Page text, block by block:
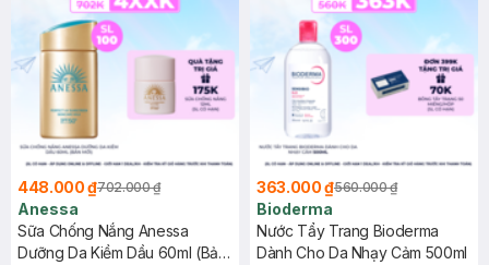
448.000 ₫702.000 ₫
Anessa
Sữa Chống Nắng Anessa
Dưỡng Da Kiềm Dầu 60ml (Bản
363.000 ₫560.000 ₫
Bioderma
Nước Tẩy Trang Bioderma
Dành Cho Da Nhạy Cảm 500ml